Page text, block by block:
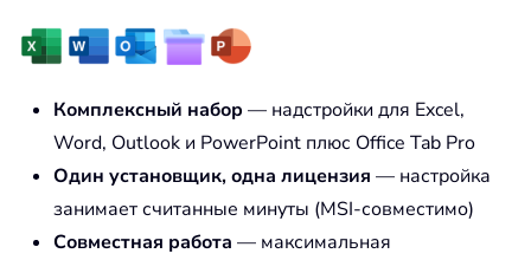
Комплексный набор — надстройки для Excel,
Word, Outlook и PowerPoint плюс Office Tab Pro
Один установщик, одна лицензия — настройка
занимает считанные минуты (MSI-совместимо)
Совместная работа — максимальная